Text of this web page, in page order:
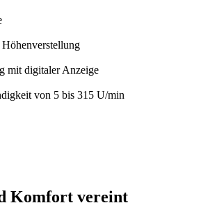
mit digitaler Anzeige
von 5 bis 315 U/min
Komfort vereint